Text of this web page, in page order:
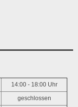
14:00 - 18:00 Uhr
geschlossen